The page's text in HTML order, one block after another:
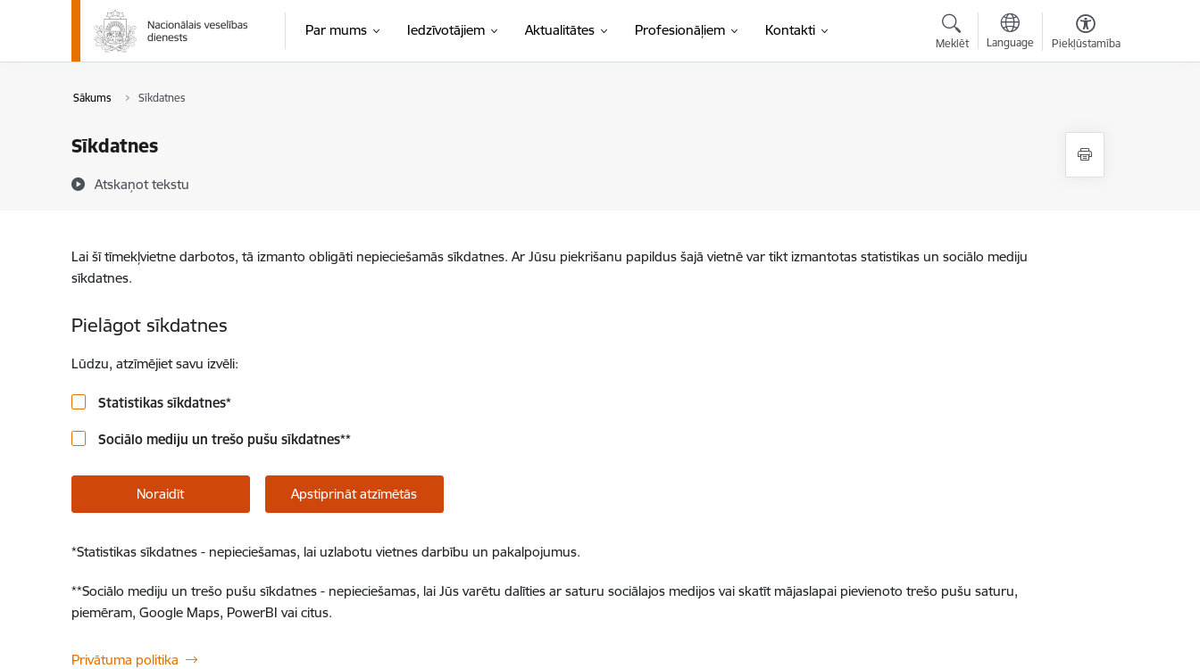
Pāriet uz lapas saturu
Par mums Iedzīvotājiem Aktualitātes Profesionāļiem Kontakti
Meklēt Language Piekļūstamība
Sākums Sīkdatnes
Sīkdatnes
Atskaņot tekstu
Lai šī tīmekļvietne darbotos, tā izmanto obligāti nepieciešamās sīkdatnes. Ar Jūsu piekrišanu papildus šajā vietnē var tikt izmantotas statistikas un sociālo mediju
sīkdatnes.
Pielāgot sīkdatnes
Lūdzu, atzīmējiet savu izvēli:
Statistikas sīkdatnes*
Sociālo mediju un trešo pušu sīkdatnes**
Noraidīt Apstiprināt atzīmētās
*Statistikas sīkdatnes - nepieciešamas, lai uzlabotu vietnes darbību un pakalpojumus.
**Sociālo mediju un trešo pušu sīkdatnes - nepieciešamas, lai Jūs varētu dalīties ar saturu sociālajos medijos vai skatīt mājaslapai pievienoto trešo pušu saturu,
piemēram, Google Maps, PowerBI vai citus.
Privātuma politika